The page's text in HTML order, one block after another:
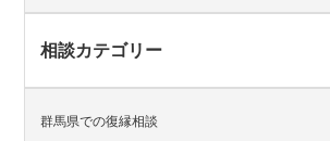
相談カテゴリー
群馬県での復縁相談